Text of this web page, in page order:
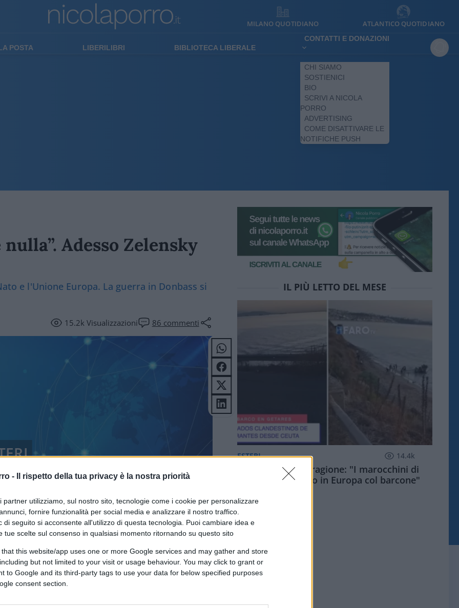
- Il rispetto della tua privacy è la nostra priorità
partner utilizziamo, sul nostro sito, tecnologie come i cookie per personalizzare
fornire funzionalità per social media e analizzare il nostro traffico.
di seguito si acconsente all'utilizzo di questa tecnologia. Puoi cambiare idea e
tue scelte sul consenso in qualsiasi momento ritornando su questo sito
that this website/app uses one or more Google services and may gather and store
but not limited to your visit or usage behaviour. You may click to grant or
to Google and its third-party tags to use your data for below specified purposes
consent section.
MILANO QUOTIDIANO ATLANTICO QUOTIDIANO
POSTA LIBERILIBRI BIBLIOTECA LIBERALE
CONTATTI E DONAZIONI
CHI SIAMO
SOSTIENICI
BIO
SCRIVI A NICOLA
PORRO
ADVERTISING
COME DISATTIVARE LE
NOTIFICHE PUSH
Adesso Zelensky
e l'Unione Europa. La guerra in Donbass si
15.2kVisualizzazioni 86 commenti
su Google
IL PIÙ LETTO DEL MESE
ESTERI 14.4k
Meloni aveva ragione: "I marocchini di
Ceuta sbarcano in Europa col barcone"